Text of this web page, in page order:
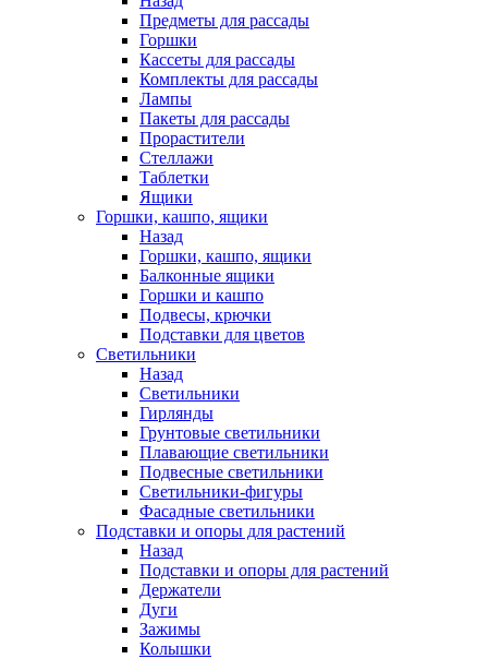
Предметы для рассады
Горшки
Кассеты для рассады
Комплекты для рассады
Лампы
Пакеты для рассады
Прорастители
Стеллажи
Таблетки
Ящики
Горшки, кашпо, ящики
Назад
Горшки, кашпо, ящики
Балконные ящики
Горшки и кашпо
Подвесы, крючки
Подставки для цветов
Светильники
Назад
Светильники
Гирлянды
Грунтовые светильники
Плавающие светильники
Подвесные светильники
Светильники-фигуры
Фасадные светильники
Подставки и опоры для растений
Назад
Подставки и опоры для растений
Держатели
Дуги
Зажимы
Колышки